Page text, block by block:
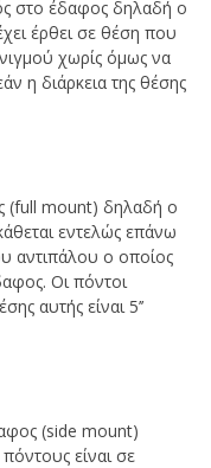
στο έδαφος δηλαδή ο
έρθει σε θέση που
χωρίς όμως να
η διάρκεια της θέσης
(full mount) δηλαδή ο
εντελώς επάνω
αντιπάλου ο οποίος
Οι πόντοι
αυτής είναι 5’’
(side mount)
είναι σε